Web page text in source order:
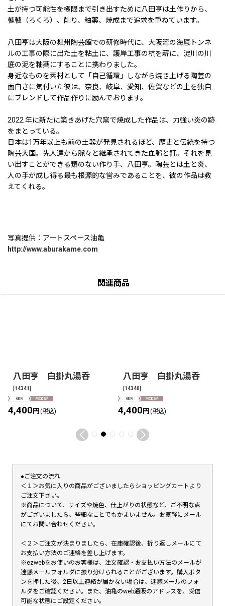
土が持つ可能性を極限まで引き出すために八田亨は土作りから、
轆轤（ろくろ）、削り、釉薬、焼成まで追求を重ねています。
八田亨は大阪の舞州陶芸館での研修時代に、大阪湾の海底トンネ
ルの工事の際に出た土を粘土に、護岸工事の杭を薪に、淀川の川
底の泥を釉薬にすることに携わりました。
身近なものを素材として「自己循環」しながら焼き上げる陶芸の
面白さに気付いた彼は、奈良、岐阜、愛知、佐賀などの土を独自
にブレンドして作品作りに励んでおります。
2022 年に新たに築きあげた穴窯で焼成した作品は、力強い炎の跡
をまとっている。
日本は1万年以上も前の土器が発見されるほど、歴史と伝統を持つ
陶芸大国。先人達から脈々と継承されてきた血脈と証。それを見
い出すことができる類のない作り手、八田亨。陶芸とは土と炎、
人の手が成し得る最も根源的な営みであることを、彼の作品は教
えてくれる。
写真提供：アートスペース油亀
http://www.aburakame.com
関連商品
八田亨 白掛丸湯呑
[14341]
4,400円 (税込)
八田亨 白掛丸湯呑
[14340]
4,400円 (税込)
●ご注文の流れ
＜１＞お気に入りの商品がございましたらショッピングカートより
ご注文下さい。
※商品について、サイズや焼色、仕上がりの状態など、ご不明な点
がございましたら、些細なことでもかまいません。お気軽にメール
にてお問い合わせください。
＜２＞ご注文が決まりましたら、在庫確認後、折り返しメールにて
お支払い方法のご連絡を差し上げます。
※ezwebをお使いのお客様は、注文確認・お支払い方法のメールが
迷惑メールフォルダに振り分けられることがございます。購入ボタ
ンを押した後、2日以上連絡が届かない場合は、迷惑メールのフォ
ルダをご確認ください。また、油亀のweb通販のアドレスを、受信
可能な状態にご設定ください。